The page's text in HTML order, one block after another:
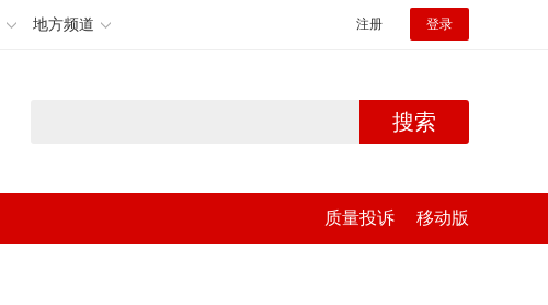
地方频道 注册 登录
搜索
质量投诉 移动版